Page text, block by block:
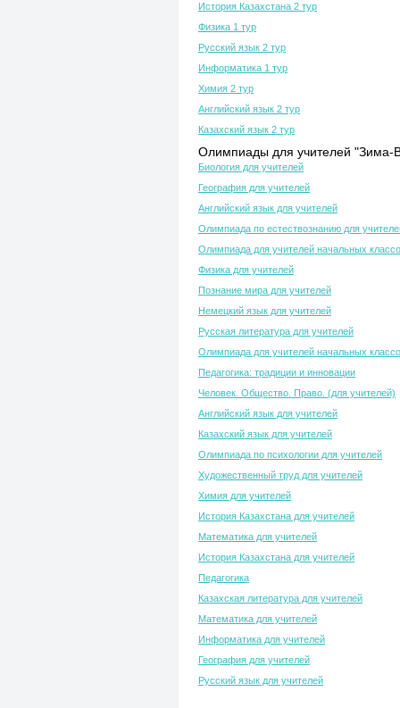
История Казахстана 2 тур
Физика 1 тур
Русский язык 2 тур
Информатика 1 тур
Химия 2 тур
Английский язык 2 тур
Казахский язык 2 тур
Олимпиады для учителей "Зима-
Биология для учителей
География для учителей
Английский язык для учителей
Олимпиада по естествознанию для
Олимпиада для учителей начальных
Физика для учителей
Познание мира для учителей
Немецкий язык для учителей
Русская литература для учителей
Олимпиада для учителей начальных
Педагогика: традиции и инновации
Человек. Общество. Право. (для учителей)
Английский язык для учителей
Казахский язык для учителей
Олимпиада по психологии для учителей
Художественный труд для учителей
Химия для учителей
История Казахстана для учителей
Математика для учителей
История Казахстана для учителей
Педагогика
Казахская литература для учителей
Математика для учителей
Информатика для учителей
География для учителей
Русский язык для учителей